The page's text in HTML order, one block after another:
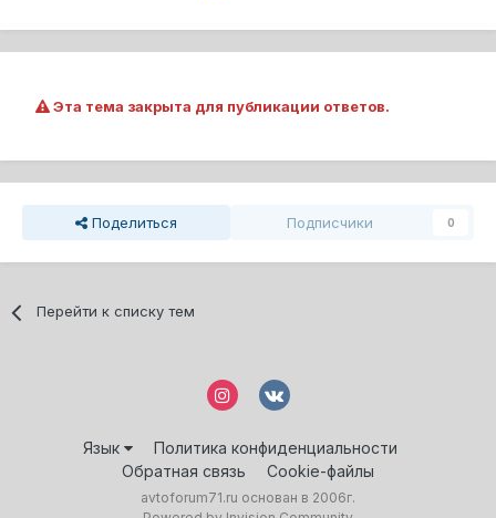
Эта тема закрыта для публикации ответов.
Поделиться Подписчики 0
Перейти к списку тем
Язык
Политика конфиденциальности
Обратная связь
Cookie-файлы
avtoforum71.ru основан в 2006г.